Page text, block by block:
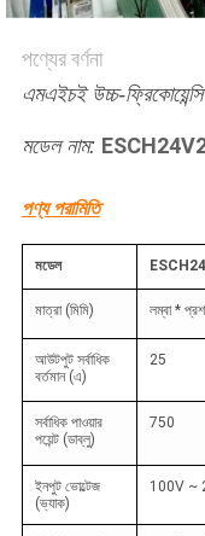
পণ্যের বর্ণনা
এমএইচই উচ্চ-ফ্রিকোয়েন্সি
মডেল নাম:
পণ্য পরামিতি
মডেল
মাত্রা (মিমি) লম্বা *
আউটপুট সর্বাধিক
বর্তমান (এ)
25
সর্বাধিক পাওয়ার
পয়েন্ট (ডাব্লু)
750
ইনপুট ভোল্টেজ
(ভ্যাক)
100V ~